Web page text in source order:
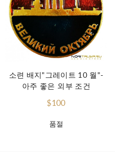
품절
소련 배지"그레이트 10 월"-
아주 좋은 외부 조건
$100